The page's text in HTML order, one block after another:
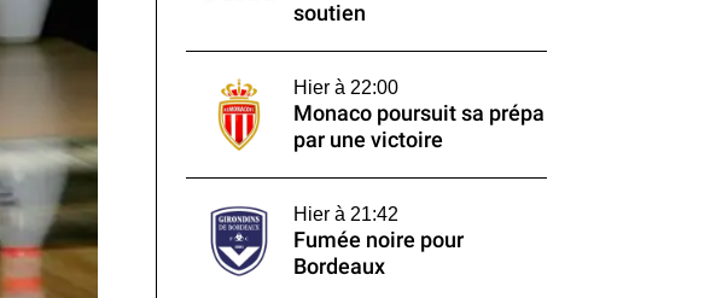
soutien
Hier à 22:00
Monaco poursuit sa prépa
par une victoire
Hier à 21:42
Fumée noire pour
Bordeaux